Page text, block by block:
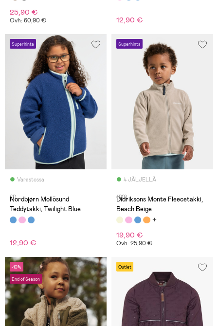
25,90 €
Ovh: 60,90 € 12,90 €
Superhinta
Varastossa
(1)
Nordbjørn Mollösund
Teddytakki, Twilight Blue
12,90 €
Superhinta
4 JÄLJELLÄ
(20)
Didriksons Monte Fleecetakki,
Beach Beige
19,90 €
Ovh: 25,90 €
-10%
End of Season
Outlet